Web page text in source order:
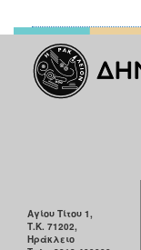
ΠΟΛΙΤΙΣΜΟΣ
ΑΝΘΕΚΤΙΚΗ
Αγίου Τίτου 1,
Τ.Κ. 71202,
Ηράκλειο